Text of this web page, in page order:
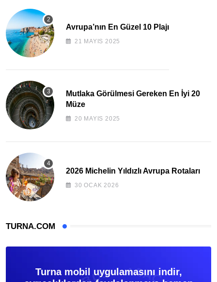
Avrupa’nın En Güzel 10 Plajı
21 MAYIS 2025
Mutlaka Görülmesi Gereken En İyi 20
Müze
20 MAYIS 2025
2026 Michelin Yıldızlı Avrupa Rotaları
30 OCAK 2026
TURNA.COM
Turna mobil uygulamasını indir,